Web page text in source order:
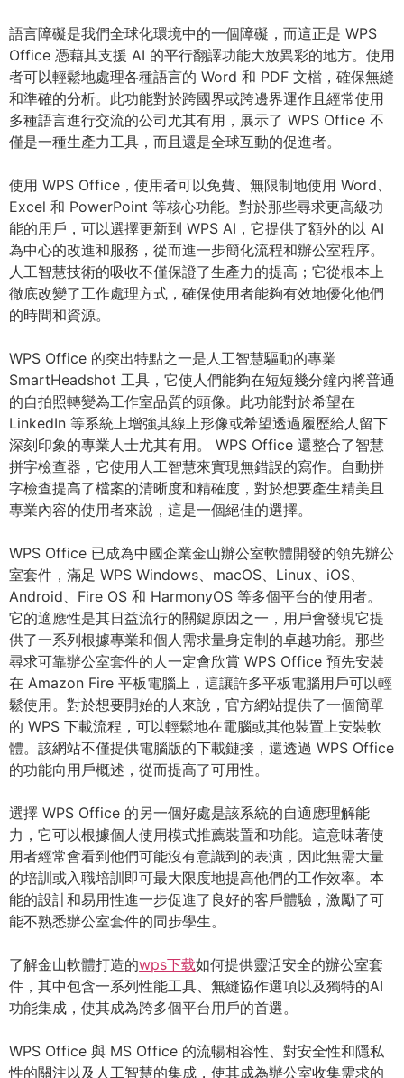
語言障礙是我們全球化環境中的一個障礙，而這正是 WPS
Office 憑藉其支援 AI 的平行翻譯功能大放異彩的地方。使用
者可以輕鬆地處理各種語言的 Word 和 PDF 文檔，確保無縫
和準確的分析。此功能對於跨國界或跨邊界運作且經常使用
多種語言進行交流的公司尤其有用，展示了 WPS Office 不
僅是一種生產力工具，而且還是全球互動的促進者。
使用 WPS Office，使用者可以免費、無限制地使用 Word、
Excel 和 PowerPoint 等核心功能。對於那些尋求更高級功
能的用戶，可以選擇更新到 WPS AI，它提供了額外的以 AI
為中心的改進和服務，從而進一步簡化流程和辦公室程序。
人工智慧技術的吸收不僅保證了生產力的提高；它從根本上
徹底改變了工作處理方式，確保使用者能夠有效地優化他們
的時間和資源。
WPS Office 的突出特點之一是人工智慧驅動的專業
SmartHeadshot 工具，它使人們能夠在短短幾分鐘內將普通
的自拍照轉變為工作室品質的頭像。此功能對於希望在
LinkedIn 等系統上增強其線上形像或希望透過履歷給人留下
深刻印象的專業人士尤其有用。 WPS Office 還整合了智慧
拼字檢查器，它使用人工智慧來實現無錯誤的寫作。自動拼
字檢查提高了檔案的清晰度和精確度，對於想要產生精美且
專業內容的使用者來說，這是一個絕佳的選擇。
WPS Office 已成為中國企業金山辦公室軟體開發的領先辦公
室套件，滿足 WPS Windows、macOS、Linux、iOS、
Android、Fire OS 和 HarmonyOS 等多個平台的使用者。
它的適應性是其日益流行的關鍵原因之一，用戶會發現它提
供了一系列根據專業和個人需求量身定制的卓越功能。那些
尋求可靠辦公室套件的人一定會欣賞 WPS Office 預先安裝
在 Amazon Fire 平板電腦上，這讓許多平板電腦用戶可以輕
鬆使用。對於想要開始的人來說，官方網站提供了一個簡單
的 WPS 下載流程，可以輕鬆地在電腦或其他裝置上安裝軟
體。該網站不僅提供電腦版的下載鏈接，還透過 WPS Office
的功能向用戶概述，從而提高了可用性。
選擇 WPS Office 的另一個好處是該系統的自適應理解能
力，它可以根據個人使用模式推薦裝置和功能。這意味著使
用者經常會看到他們可能沒有意識到的表演，因此無需大量
的培訓或入職培訓即可最大限度地提高他們的工作效率。本
能的設計和易用性進一步促進了良好的客戶體驗，激勵了可
能不熟悉辦公室套件的同步學生。
了解金山軟體打造的wps下载如何提供靈活安全的辦公室套
件，其中包含一系列性能工具、無縫協作選項以及獨特的AI
功能集成，使其成為跨多個平台用戶的首選。
WPS Office 與 MS Office 的流暢相容性、對安全性和隱私
性的關注以及人工智慧的集成，使其成為辦公室收集需求的